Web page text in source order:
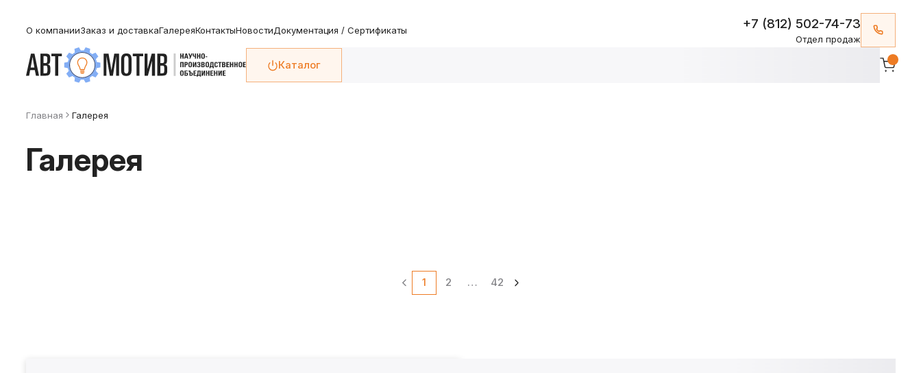
О компанииЗаказ и доставкаГалереяКонтактыНовостиДокументация / Сертификаты +7 (812) 502-74-73
Отдел продаж
Каталог
Главная Галерея
Галерея
1 2 … 42